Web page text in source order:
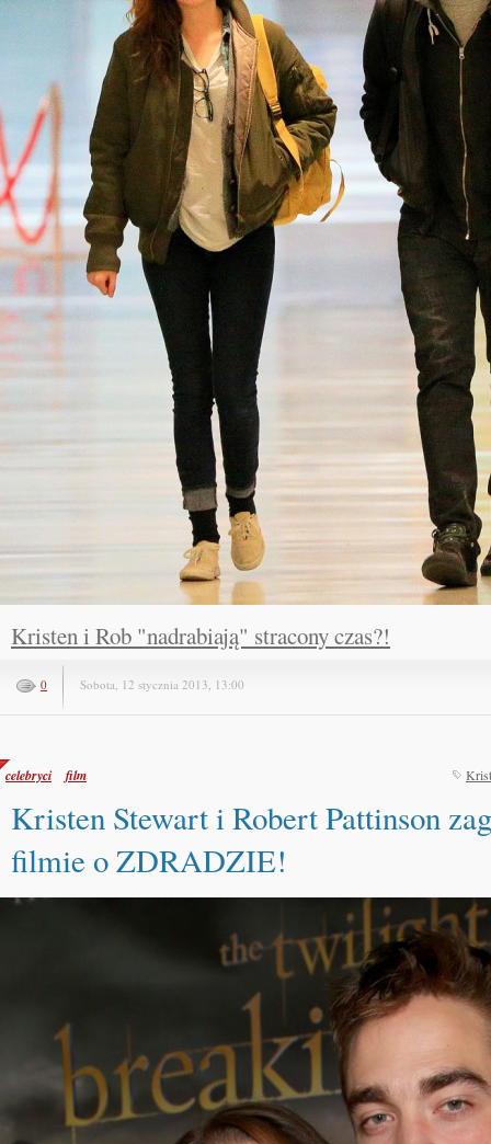
Kristen i Rob "nadrabiają" stracony czas?!
0 Sobota, 12 stycznia 2013, 13:00
celebryci film
Kristen Stewart i Robert Pattinson
filmie o ZDRADZIE!